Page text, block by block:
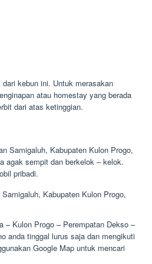
kebun ini. Untuk merasakan
atau homestay yang berada
dari atas ketinggian.
Samigaluh, Kabupaten Kulon Progo,
agak sempit dan berkelok – kelok.
pribadi.
Kabupaten Kulon Progo,
– Kulon Progo – Perempatan Dekso –
anda tinggal lurus saja dan mengikuti
Google Map untuk mencari